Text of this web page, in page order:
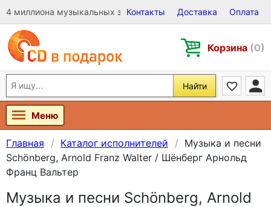
4 миллиона музыкальных записей на Виниле, CD и DVD
Контакты Доставка Оплата
Корзина (0)
Найти
Меню
Главная Каталог исполнителей
Музыка и песни
Schönberg, Arnold Franz Walter / Шёнберг Арнольд
Франц Вальтер
Музыка и песни Schönberg, Arnold